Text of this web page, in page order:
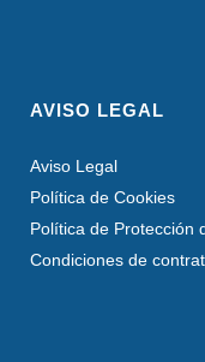
AVISO LEGAL
Aviso Legal
Política de Cookies
Política de Protección
Condiciones de